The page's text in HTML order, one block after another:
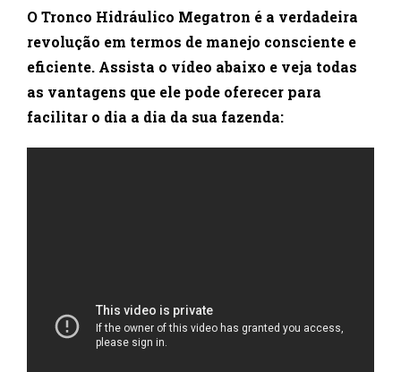
O Tronco Hidráulico Megatron é a verdadeira
revolução em termos de manejo consciente e
eficiente. Assista o vídeo abaixo e veja todas
as vantagens que ele pode oferecer para
facilitar o dia a dia da sua fazenda: